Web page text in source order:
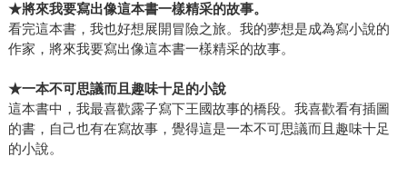
★將來我要寫出像這本書一樣精采的故事。
看完這本書，我也好想展開冒險之旅。我的夢想是成為寫小說的
作家，將來我要寫出像這本書一樣精采的故事。
★一本不可思議而且趣味十足的小說
這本書中，我最喜歡露子寫下王國故事的橋段。我喜歡看有插圖
的書，自己也有在寫故事，覺得這是一本不可思議而且趣味十足
的小說。